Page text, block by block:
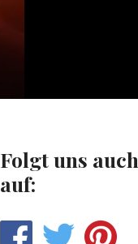
Folgt uns auch
auf: